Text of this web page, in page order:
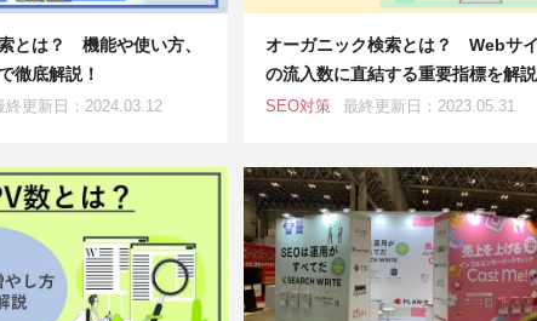
とは？ 機能や使い方、
徹底解説！
終更新日：2024.03.12
オーガニック検索とは？ Webサ
の流入数に直結する重要指標を解
SEO対策 最終更新日：2023.05.31